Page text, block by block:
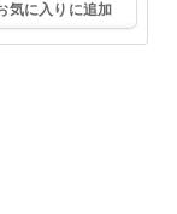
気に入りに追加